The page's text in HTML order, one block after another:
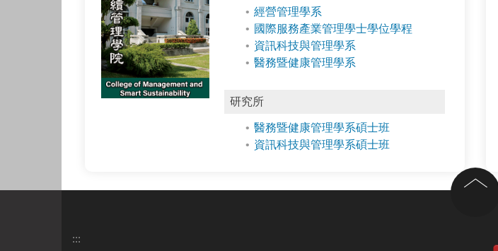
經營管理學系
國際服務產業管理學士學位學程
資訊科技與管理學系
醫務暨健康管理學系
研究所
醫務暨健康管理學系碩士班
資訊科技與管理學系碩士班
回到頂部
:::